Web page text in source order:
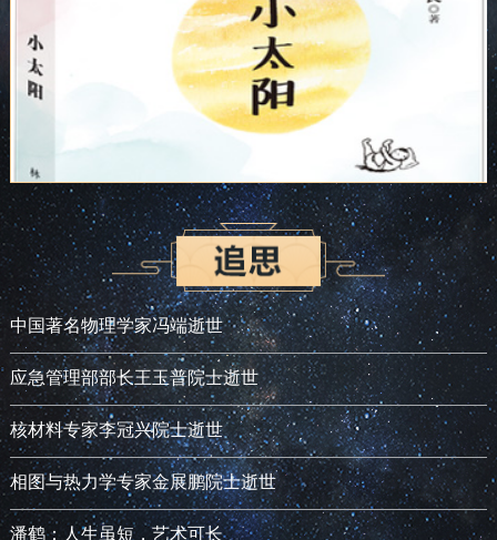
中国著名物理学家冯端逝世
应急管理部部长王玉普院士逝世
核材料专家李冠兴院士逝世
相图与热力学专家金展鹏院士逝世
潘鹤：人生虽短，艺术可长